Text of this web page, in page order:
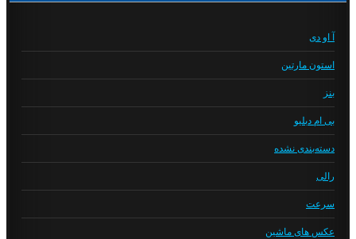
آ او دی
استون مارتین
بنز
بی ام دبلیو
دسته‌بندی نشده
رالی
سرعت
عکس های ماشین